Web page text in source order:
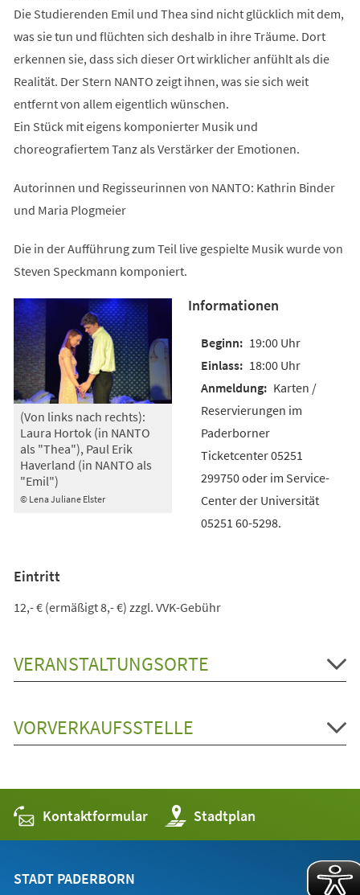
Die Studierenden Emil und Thea sind nicht glücklich mit dem,
was sie tun und flüchten sich deshalb in ihre Träume. Dort
erkennen sie, dass sich dieser Ort wirklicher anfühlt als die
Realität. Der Stern NANTO zeigt ihnen, was sie sich weit
entfernt von allem eigentlich wünschen.
Ein Stück mit eigens komponierter Musik und
choreografiertem Tanz als Verstärker der Emotionen.
Autorinnen und Regisseurinnen von NANTO: Kathrin Binder
und Maria Plogmeier
Die in der Aufführung zum Teil live gespielte Musik wurde von
Steven Speckmann komponiert.
© Lena Juliane Elster
(Von links nach rechts):
Laura Hortok (in NANTO
als "Thea"), Paul Erik
Haverland (in NANTO als
"Emil")
Informationen
19:00 Uhr
18:00 Uhr
Karten /
Reservierungen im
Paderborner
Ticketcenter 05251
299750 oder im Service-
Center der Universität
05251 60-5298.
Eintritt
12,- € (ermäßigt 8,- €) zzgl. VVK-Gebühr
VERANSTALTUNGSORTE
VORVERKAUFSSTELLE
Kontaktformular Stadtplan
(Öffnet
in
einem
STADT PADERBORN